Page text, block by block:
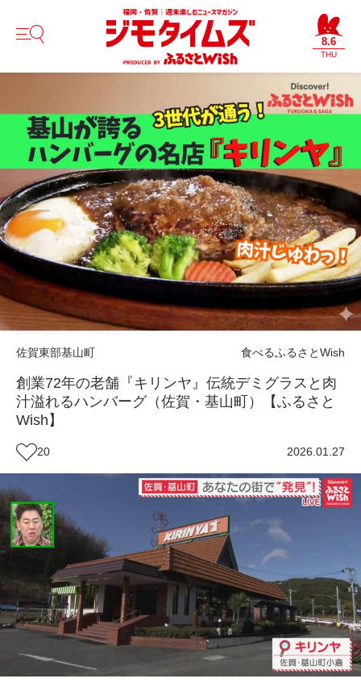
8.6
THU
佐賀東部基山町 食べるふるさとWish
創業72年の老舗『キリンヤ』伝統デミグラスと肉
汁溢れるハンバーグ（佐賀・基山町）【ふるさと
Wish】
20 2026.01.27